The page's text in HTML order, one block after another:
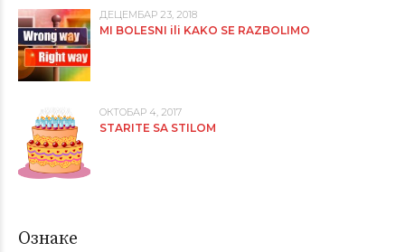
ДЕЦЕМБАР 23, 2018
MI BOLESNI ili KAKO SE RAZBOLIMO
ОКТОБАР 4, 2017
STARITE SA STILOM
Ознаке